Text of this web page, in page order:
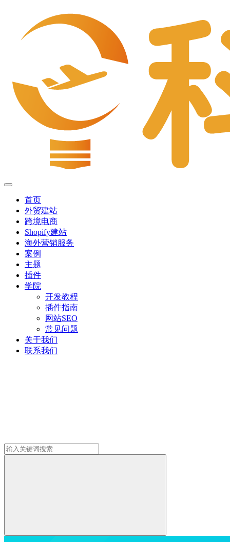
首页
外贸建站
跨境电商
Shopify建站
海外营销服务
案例
主题
插件
学院
开发教程
插件指南
网站SEO
常见问题
关于我们
联系我们